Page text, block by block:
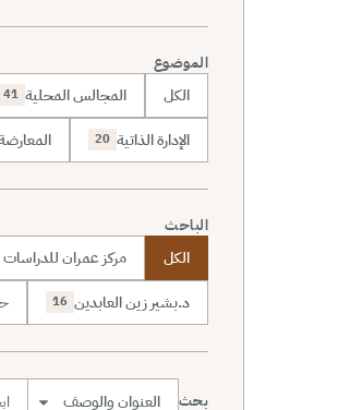
الموضوع
الكل المجالس المحلية 41
الإدارة الذاتية 20
الباحث
الكل مركز عمران للدراسات
د.بشير زين العابدين 16
بحث